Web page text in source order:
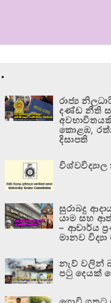
.
රාජ්‍ය
දණ්ඩ නීති
කොළඹ,
දිසාපති
සුරාබදු
යාම සහ
– ආචාර්ය
මානව විද්‍යා
නැව් වලින්
පටු දෙයක්